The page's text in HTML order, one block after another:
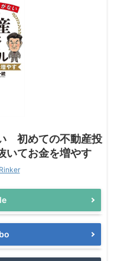
初めての不動産投
てお金を増やす
Rinker